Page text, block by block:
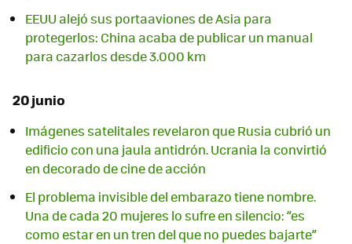
EEUU alejó sus portaaviones de Asia para
protegerlos: China acaba de publicar un manual
para cazarlos desde 3.000 km
20 junio
Imágenes satelitales revelaron que Rusia cubrió un
edificio con una jaula antidrón. Ucrania la convirtió
en decorado de cine de acción
El problema invisible del embarazo tiene nombre.
Una de cada 20 mujeres lo sufre en silencio: “es
como estar en un tren del que no puedes bajarte”